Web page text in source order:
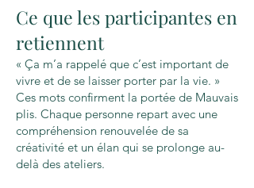
Ce que les participantes en
retiennent
« Ça m’a rappelé que c’est important de
vivre et de se laisser porter par la vie. »
Ces mots confirment la portée de Mauvais
plis. Chaque personne repart avec une
compréhension renouvelée de sa
créativité et un élan qui se prolonge au-
delà des ateliers.